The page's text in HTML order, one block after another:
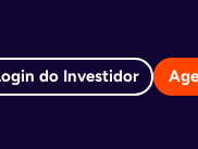
do Investidor